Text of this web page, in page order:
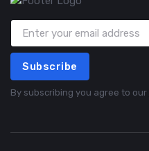
Subscribe
By subscribing you agree to our